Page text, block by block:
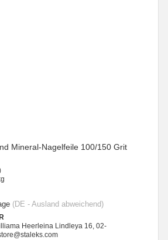
Mineral-Nagelfeile 100/150 Grit
(DE - Ausland abweichend)
Heerleina Lindleya 16, 02-